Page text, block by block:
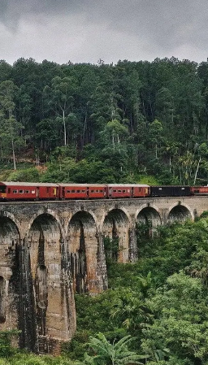
a Lord Vishnu, en la
una cueva. Muy cerca del
Investigación Física opera el
blogs que hemos hecho
a la India: y si quieres
Si quieres ver losblogs en
blogs italianos.